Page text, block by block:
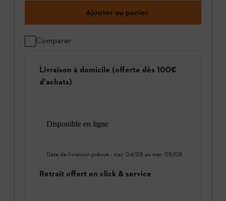
Ajouter au panier
Comparer
Livraison à domicile (offerte dès 100€
d'achats)
Disponible en ligne
Date de livraison prévue : mar. 04/08 au mer. 05/08
Retrait offert en click & service